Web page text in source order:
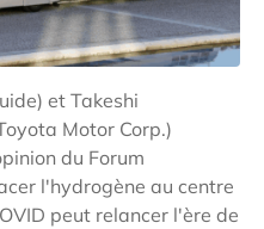
et Takeshi
Motor Corp.)
du Forum
l'hydrogène au centre
peut relancer l'ère de